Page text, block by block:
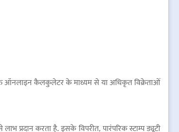
ऑनलाइन कैलकुलेटर के माध्यम से या अधिकृत विक्रेताओं
प्रदान करता है. इसके विपरीत, पारंपरिक स्टाम्प ड्यूटी